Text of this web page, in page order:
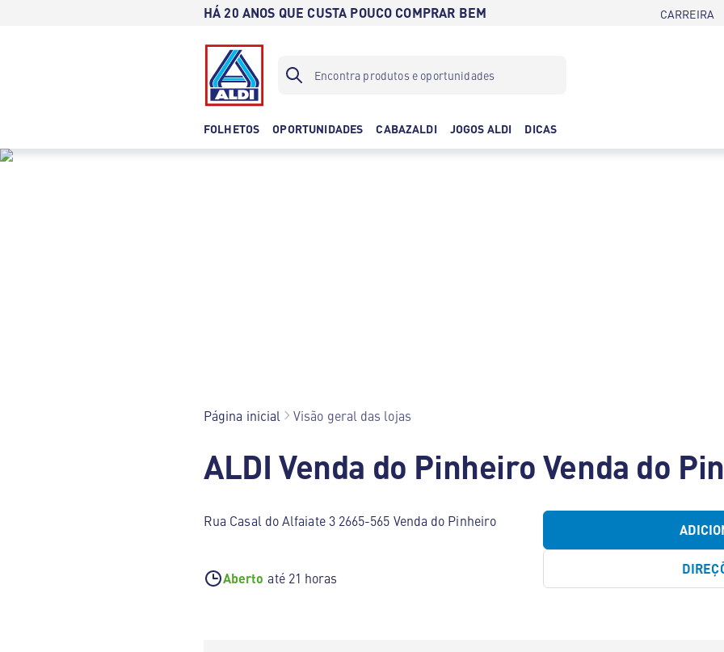
HÁ 20 ANOS QUE CUSTA POUCO COMPRAR BEM CARREIRA
FOLHETOS OPORTUNIDADES CABAZALDI JOGOS ALDI DICAS
Página inicial Visão geral das lojas
ALDI Venda do Pinheiro Venda do
Rua Casal do Alfaiate 3 2665-565 Venda do Pinheiro
Aberto até 21 horas